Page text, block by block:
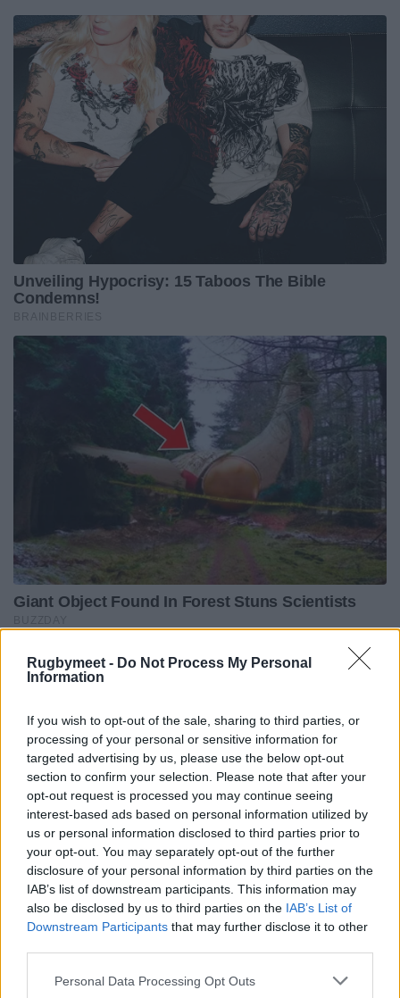
Rugbymeet - Do Not Process My Personal
Information
If you wish to opt-out of the sale, sharing to third parties, or
processing of your personal or sensitive information for
targeted advertising by us, please use the below opt-out
section to confirm your selection. Please note that after your
opt-out request is processed you may continue seeing
interest-based ads based on personal information utilized by
us or personal information disclosed to third parties prior to
your opt-out. You may separately opt-out of the further
disclosure of your personal information by third parties on the
IAB’s list of downstream participants. This information may
also be disclosed by us to third parties on the IAB’s List of
Downstream Participants that may further disclose it to other
Personal Data Processing Opt Outs